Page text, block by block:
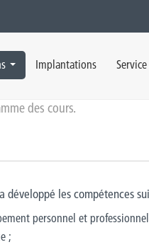
Implantations
des cours.
les compétences
personnel et
;